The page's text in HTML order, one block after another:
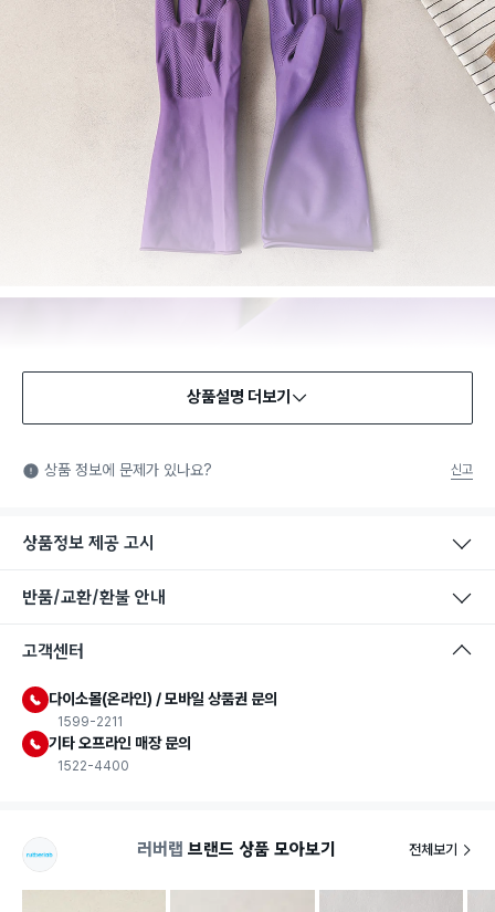
식품용 기구: 식품위생법에서 정한 규격에 따라 제조되어 식품 또
상품설명 더보기
상품 정보에 문제가 있나요? 신고
상품정보 제공 고시
반품/교환/환불 안내
고객센터
다이소몰(온라인) / 모바일 상품권 문의
1599-2211
기타 오프라인 매장 문의
1522-4400
러버랩 브랜드 상품 모아보기 전체보기